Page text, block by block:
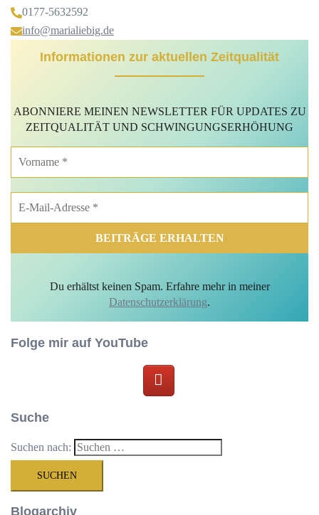
0177-5632592
info@marialiebig.de
Informationen zur aktuellen Zeitqualität
ABONNIERE MEINEN NEWSLETTER FÜR UPDATES ZU
ZEITQUALITÄT UND SCHWINGUNGSERHÖHUNG
Du erhältst keinen Spam. Erfahre mehr in meiner
Datenschutzerklärung.
Folge mir auf YouTube
Suche
Suchen nach:
Blogarchiv